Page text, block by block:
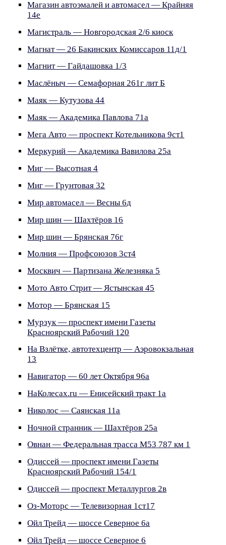
Магазин автоэмалей и автомасел — Крайняя
14е
Магистраль — Новгородская 2/6 киоск
Магнат — 26 Бакинских Комиссаров 11д/1
Магнит — Гайдашовка 1/3
Маслёныч — Семафорная 261г лит Б
Маяк — Кутузова 44
Маяк — Академика Павлова 71а
Мега Авто — проспект Котельникова 9ст1
Меркурий — Академика Вавилова 25а
Миг — Высотная 4
Миг — Грунтовая 32
Мир автомасел — Весны 6д
Мир шин — Шахтёров 16
Мир шин — Брянская 76г
Молния — Профсоюзов 3ст4
Москвич — Партизана Железняка 5
Мото Авто Стрит — Ястынская 45
Мотор — Брянская 15
Мурзук — проспект имени Газеты
Красноярский Рабочий 120
На Взлётке, автотехцентр — Аэровокзальная
13
Навигатор — 60 лет Октября 96а
НаКолесах.ru — Енисейский тракт 1а
Николос — Саянская 11а
Ночной странник — Шахтёров 25а
Овнан — Федеральная трасса М53 787 км 1
Одиссей — проспект имени Газеты
Красноярский Рабочий 154/1
Одиссей — проспект Металлургов 2в
Оз-Моторс — Телевизорная 1ст17
Ойл Трейд — шоссе Северное 6а
Ойл Трейд — шоссе Северное 6